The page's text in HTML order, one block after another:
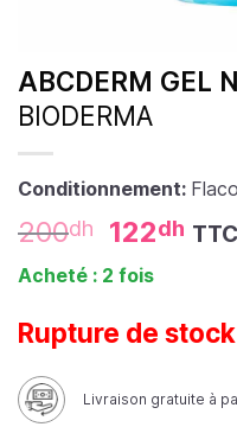
ABCDERM GEL
BIODERMA
Conditionnement:
200dh 122dh TTC
Acheté : 2 fois
Rupture de stock
Livraison gratuite à